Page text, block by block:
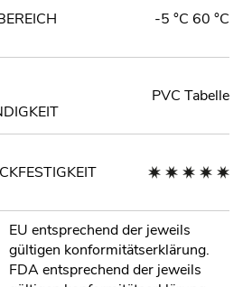
-5 °C 60 °C
PVC Tabelle
EU entsprechend der jeweils
gültigen konformitätserklärung.
FDA entsprechend der jeweils